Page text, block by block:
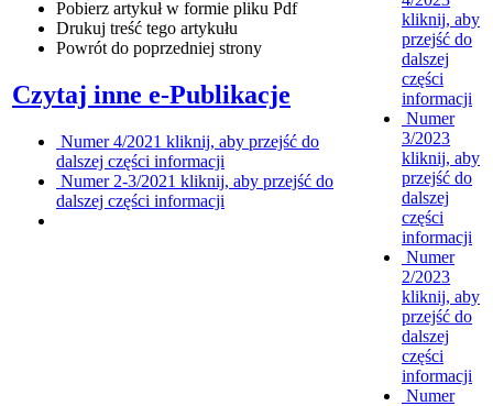
Pobierz artykuł w formie pliku Pdf
Drukuj treść tego artykułu
Powrót do poprzedniej strony
Czytaj inne e-Publikacje
Numer 4/2021 kliknij, aby przejść do
dalszej części informacji
Numer 2-3/2021 kliknij, aby przejść do
dalszej części informacji
kliknij, aby
przejść do
dalszej
części
informacji
Numer
3/2023
kliknij, aby
przejść do
dalszej
części
informacji
Numer
2/2023
kliknij, aby
przejść do
dalszej
części
informacji
Numer